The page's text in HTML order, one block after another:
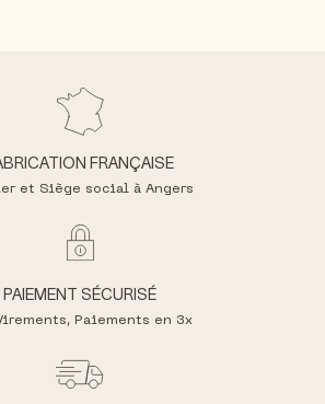
FRANÇAISE
et Siège social à Angers
PAIEMENT SÉCURISÉ
Paiements en 3x